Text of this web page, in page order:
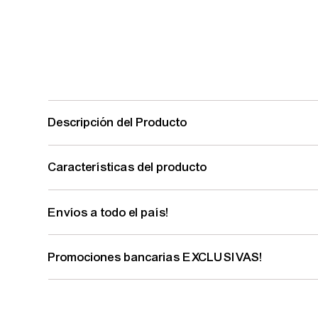
Descripción del Producto
Características del producto
Envíos a todo el país!
Promociones bancarias EXCLUSIVAS!